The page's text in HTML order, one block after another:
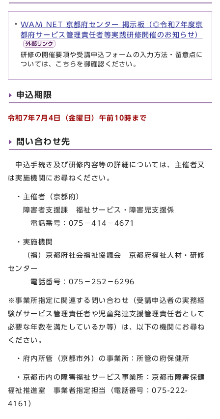
WAM NET 京都府センター 掲示板（◎令和7年度京
都府サービス管理責任者等実践研修開催のお知らせ）
研修の開催要項や受講申込フォームの入力方法・留意点に
ついては、こちらを御確認ください。
申込期限
令和7年7月4日（金曜日）午前10時まで
問い合わせ先
申込手続き及び研修内容等の詳細については、主催者又
は実施機関にお尋ねください。
・主催者（京都府）
障害者支援課 福祉サービス・障害児支援係
電話番号：075－414－4671
・実施機関
（福）京都府社会福祉協議会 京都府福祉人材・研修
センター
電話番号：075－252－6296
※事業所指定に関連する問い合わせ（受講申込者の実務経
験がサービス管理責任者や児童発達支援管理責任者として
必要な年数を満たしているか等）は、以下の機関にお尋ね
ください。
・府内所管（京都市外）の事業所：所管の府保健所
・京都市内の障害福祉サービス事業所：京都市障害保健
福祉推進室 事業者指定担当（電話番号：075-222-
4161）